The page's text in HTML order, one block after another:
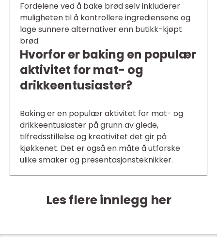
Fordelene ved å bake brød selv inkluderer
muligheten til å kontrollere ingrediensene og
lage sunnere alternativer enn butikk-kjøpt
brød.
Hvorfor er baking en populær
aktivitet for mat- og
drikkeentusiaster?
Baking er en populær aktivitet for mat- og
drikkeentusiaster på grunn av glede,
tilfredsstillelse og kreativitet det gir på
kjøkkenet. Det er også en måte å utforske
ulike smaker og presentasjonsteknikker.
Les flere innlegg her